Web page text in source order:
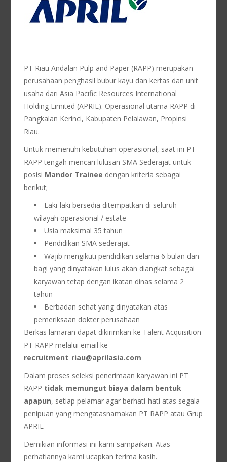
PT Riau Andalan Pulp and Paper (RAPP) merupakan
perusahaan penghasil bubur kayu dan kertas dan unit
usaha dari Asia Pacific Resources International
Holding Limited (APRIL). Operasional utama RAPP di
Pangkalan Kerinci, Kabupaten Pelalawan, Propinsi
Riau.
Untuk memenuhi kebutuhan operasional, saat ini PT
RAPP tengah mencari lulusan SMA Sederajat untuk
posisi Mandor Trainee dengan kriteria sebagai
berikut;
Laki-laki bersedia ditempatkan di seluruh
wilayah operasional / estate
Usia maksimal 35 tahun
Pendidikan SMA sederajat
Wajib mengikuti pendidikan selama 6 bulan dan
bagi yang dinyatakan lulus akan diangkat sebagai
karyawan tetap dengan ikatan dinas selama 2
tahun
Berbadan sehat yang dinyatakan atas
pemeriksaan dokter perusahaan
Berkas lamaran dapat dikirimkan ke Talent Acquisition
PT RAPP melalui email ke
recruitment_riau@aprilasia.com
Dalam proses seleksi penerimaan karyawan ini PT
RAPP tidak memungut biaya dalam bentuk
apapun, setiap pelamar agar berhati-hati atas segala
penipuan yang mengatasnamakan PT RAPP atau Grup
APRIL
Demikian informasi ini kami sampaikan. Atas
perhatiannya kami ucapkan terima kasih.